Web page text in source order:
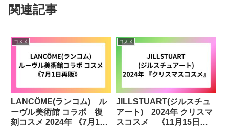
関連記事
コスメ
LANCÔME(ランコム) ル
ーヴル美術館 コラボ 復
刻コスメ 2024年 《7月1日
コスメ
JILLSTUART(ジルスチュ
アート) 2024年 クリスマ
スコスメ 《11月15日発